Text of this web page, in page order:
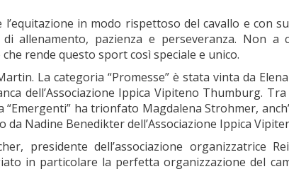
in modo rispettoso del cavallo e con
pazienza e perseveranza. Non a
rende questo sport così speciale e unico.
La categoria “Promesse” è stata vinta da
dell’Associazione Ippica Vipiteno Thumburg. Tra
ha trionfato Magdalena Strohmer,
Nadine Benedikter dell’Associazione Ippica
presidente dell’associazione organizzatrice
in particolare la perfetta organizzazione del